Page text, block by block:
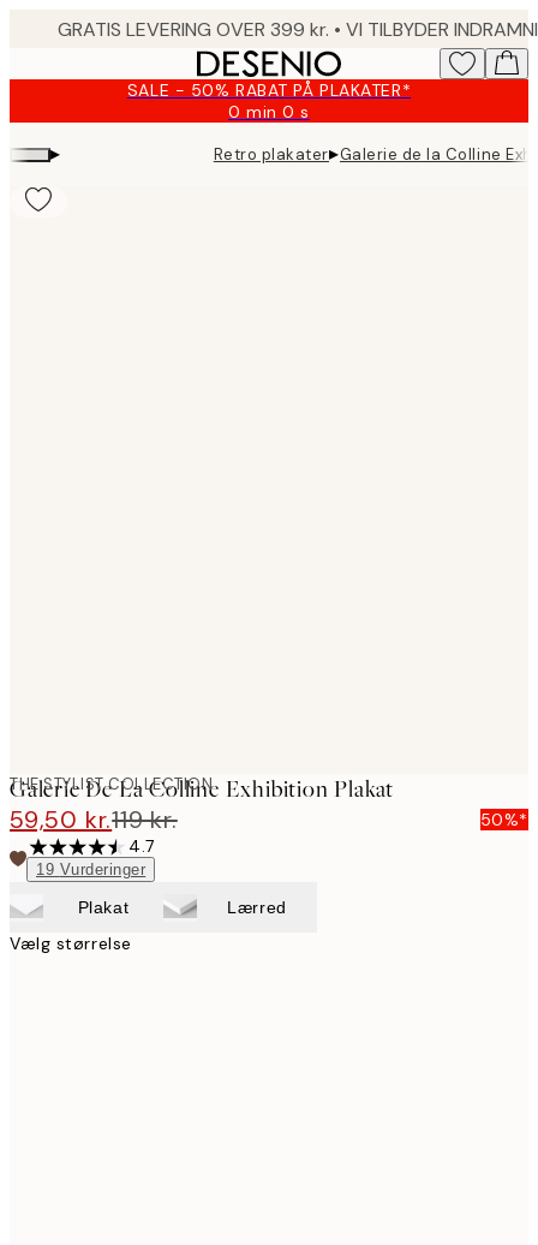
SALE - 50% RABAT PÅ PLAKATER*
0 min0 s
Gyldig
indtil:
2026-
▸ Retro plakater▸Galerie de la Colline
THE STYLIST COLLECTION
Galerie De La Colline Exhibition Plakat
59,50 kr.119 kr.
50%*
4.7
19 Vurderinger
Plakat Lærred
Vælg størrelse